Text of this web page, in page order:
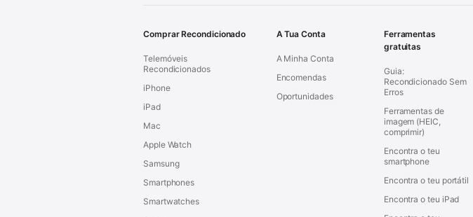
Comprar Recondicionado
Telemóveis
Recondicionados
iPhone
iPad
Mac
Apple Watch
Samsung
Smartphones
Smartwatches
A Tua Conta
A Minha Conta
Encomendas
Oportunidades
Ferramentas
gratuitas
Guia:
Recondicionado Sem
Erros
Ferramentas de
imagem (HEIC,
comprimir)
Encontra o teu
smartphone
Encontra o teu portátil
Encontra o teu iPad